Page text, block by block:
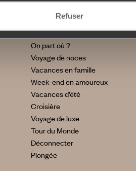
Refuser
On part où ?
Voyage de noces
Vacances en famille
Week-end en amoureux
Vacances d’été
Croisière
Voyage de luxe
Tour du Monde
Déconnecter
Plongée